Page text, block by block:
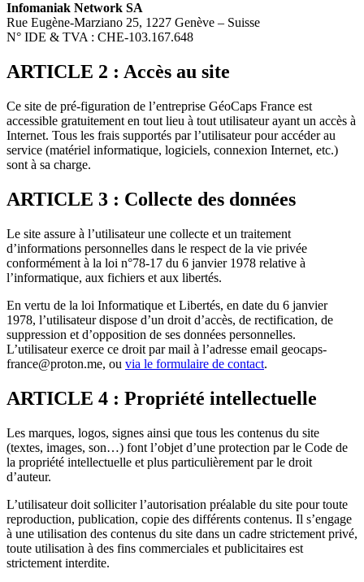
Infomaniak Network SA
Rue Eugène-Marziano 25, 1227 Genève – Suisse
N° IDE & TVA : CHE-103.167.648
ARTICLE 2 : Accès au site
Ce site de pré-figuration de l’entreprise GéoCaps France est
accessible gratuitement en tout lieu à tout utilisateur ayant un accès à
Internet. Tous les frais supportés par l’utilisateur pour accéder au
service (matériel informatique, logiciels, connexion Internet, etc.)
sont à sa charge.
ARTICLE 3 : Collecte des données
Le site assure à l’utilisateur une collecte et un traitement
d’informations personnelles dans le respect de la vie privée
conformément à la loi n°78-17 du 6 janvier 1978 relative à
l’informatique, aux fichiers et aux libertés.
En vertu de la loi Informatique et Libertés, en date du 6 janvier
1978, l’utilisateur dispose d’un droit d’accès, de rectification, de
suppression et d’opposition de ses données personnelles.
L’utilisateur exerce ce droit par mail à l’adresse email geocaps-
france@proton.me, ou via le formulaire de contact.
ARTICLE 4 : Propriété intellectuelle
Les marques, logos, signes ainsi que tous les contenus du site
(textes, images, son…) font l’objet d’une protection par le Code de
la propriété intellectuelle et plus particulièrement par le droit
d’auteur.
L’utilisateur doit solliciter l’autorisation préalable du site pour toute
reproduction, publication, copie des différents contenus. Il s’engage
à une utilisation des contenus du site dans un cadre strictement privé,
toute utilisation à des fins commerciales et publicitaires est
strictement interdite.